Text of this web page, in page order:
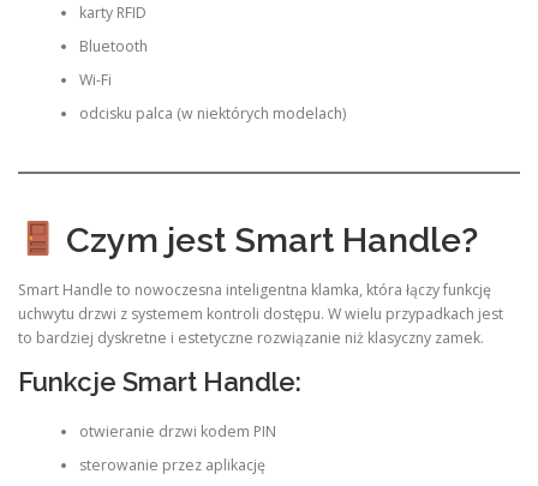
karty RFID
Bluetooth
Wi-Fi
odcisku palca (w niektórych modelach)
Czym jest Smart Handle?
Smart Handle to nowoczesna inteligentna klamka, która łączy funkcję
uchwytu drzwi z systemem kontroli dostępu. W wielu przypadkach jest
to bardziej dyskretne i estetyczne rozwiązanie niż klasyczny zamek.
Funkcje Smart Handle:
otwieranie drzwi kodem PIN
sterowanie przez aplikację